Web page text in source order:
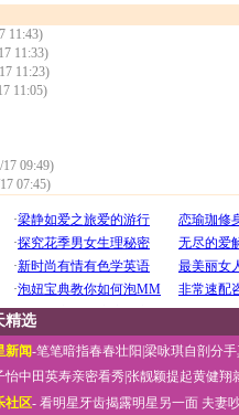
11:43)
11:33)
11:23)
11:05)
17 09:49)
07:45)
精选
新闻-笔笔暗指春春壮阳 梁咏琪自剖分手
怡中田英寿亲密看秀张靓颖提起黄健翔
社区- 看明星牙齿揭露明星另一面 夫妻